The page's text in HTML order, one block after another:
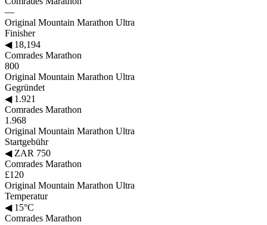
—
Original Mountain Marathon Ultra
Finisher
◀18,194
Comrades Marathon
800
Original Mountain Marathon Ultra
Gegründet
◀1.921
Comrades Marathon
1.968
Original Mountain Marathon Ultra
Startgebühr
◀ZAR 750
Comrades Marathon
£120
Original Mountain Marathon Ultra
Temperatur
◀15°C
Comrades Marathon